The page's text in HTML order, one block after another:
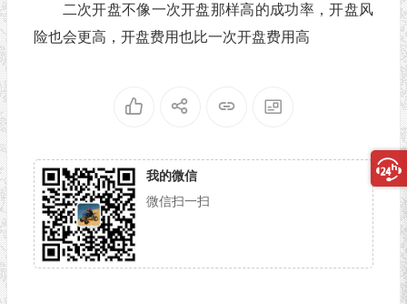
二次开盘不像一次开盘那样高的成功率，开盘风
险也会更高，开盘费用也比一次开盘费用高
我的微信
微信扫一扫